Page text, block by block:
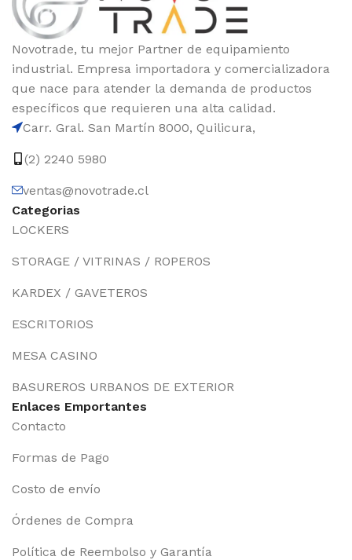
Novotrade, tu mejor Partner de equipamiento
industrial. Empresa importadora y comercializadora
que nace para atender la demanda de productos
específicos que requieren una alta calidad.
Carr. Gral. San Martín 8000, Quilicura,
(2) 2240 5980
ventas@novotrade.cl
Categorias
LOCKERS
STORAGE / VITRINAS / ROPEROS
KARDEX / GAVETEROS
ESCRITORIOS
MESA CASINO
BASUREROS URBANOS DE EXTERIOR
Enlaces Emportantes
Contacto
Formas de Pago
Costo de envío
Órdenes de Compra
Política de Reembolso y Garantía